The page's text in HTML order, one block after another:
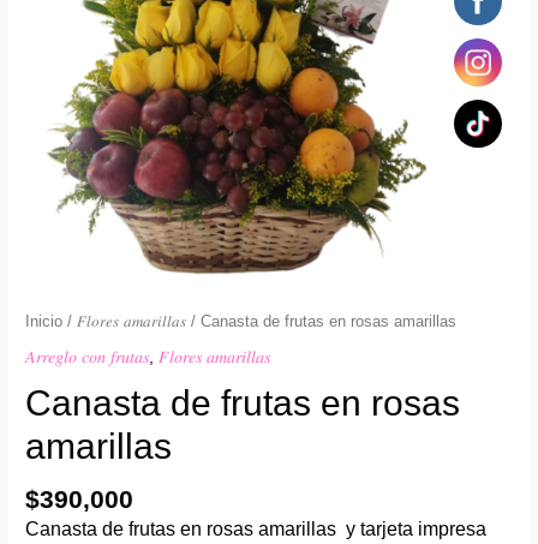
Inicio / 𝐹𝑙𝑜𝑟𝑒𝑠 𝑎𝑚𝑎𝑟𝑖𝑙𝑙𝑎𝑠 / Canasta de frutas en rosas amarillas
𝐴𝑟𝑟𝑒𝑔𝑙𝑜 𝑐𝑜𝑛 𝑓𝑟𝑢𝑡𝑎𝑠,𝐹𝑙𝑜𝑟𝑒𝑠 𝑎𝑚𝑎𝑟𝑖𝑙𝑙𝑎𝑠
Canasta de frutas en rosas
amarillas
$390,000
Canasta de frutas en rosas amarillas y tarjeta impresa